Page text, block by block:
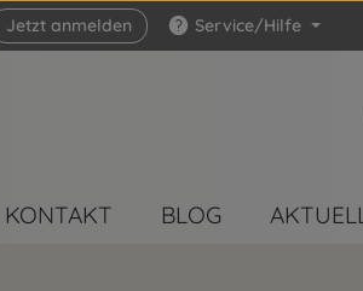
Jetzt anmelden Service/Hilfe
KONTAKT BLOG